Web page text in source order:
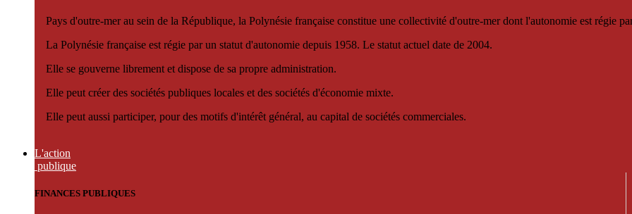
Pays d'outre-mer au sein de la République, la Polynésie française constitue une collectivité d'outre-mer dont l'autonomie est régie
La Polynésie française est régie par un statut d'autonomie depuis 1958. Le statut actuel date de 2004.
Elle se gouverne librement et dispose de sa propre administration.
Elle peut créer des sociétés publiques locales et des sociétés d'économie mixte.
Elle peut aussi participer, pour des motifs d'intérêt général, au capital de sociétés commerciales.
L'action
publique
FINANCES PUBLIQUES